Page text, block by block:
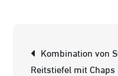
Navigation
Kombination von
Reitstiefel mit Chaps